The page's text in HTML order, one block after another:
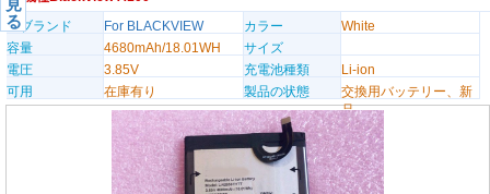
見
る
のブランド
For BLACKVIEW カラー
White
容量
4680mAh/18.01WH
サイズ
電圧
3.85V 充電池種類
Li-ion
可用
在庫有り 製品の状態
交換用バッテリー、新
品